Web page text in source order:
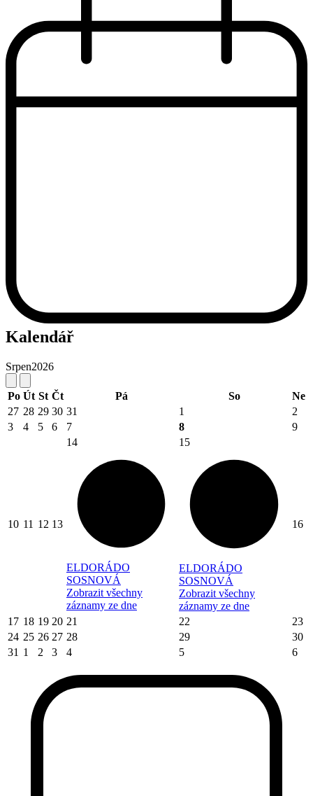
Kalendář
Srpen2026
Po Út St Čt Pá So
Ne
27 28 29 30 31 1
2
3
4 5 6 7 8 9
10 11 12 13
14
ELDORÁDO
SOSNOVÁ
Zobrazit všechny
záznamy ze dne
15
ELDORÁDO
SOSNOVÁ
Zobrazit všechny
záznamy ze dne
16
17 18 19 20 21 22
23
24 25 26 27 28 29
30
31 1 2 3 4 5 6